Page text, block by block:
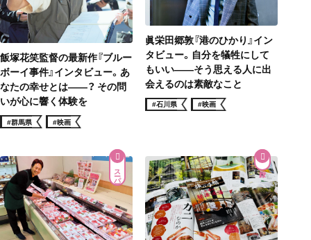
飯塚花笑監督の最新作『ブルー
ボーイ事件』インタビュー。あ
なたの幸せとは——？ その問
いが心に響く体験を
#群馬県 #映画
眞栄田郷敦『港のひかり』イン
タビュー。自分を犠牲にして
もいい——そう思える人に出
会えるのは素敵なこと
#石川県 #映画
スーパー